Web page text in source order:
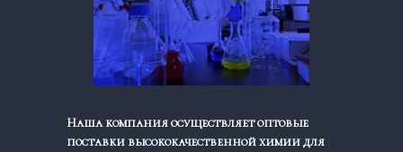
Наша компания осуществляет оптовые
поставки высококачественной химии для